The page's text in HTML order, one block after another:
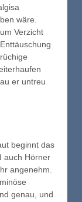
wäre.
Verzicht
er untreu
beginnt das
auch Hörner
angenehm.
genau, und